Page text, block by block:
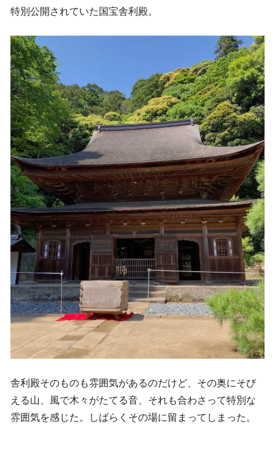
特別公開されていた国宝舎利殿。
舎利殿そのものも雰囲気があるのだけど、その奥にそび
える山、風で木々がたてる音、それも合わさって特別な
雰囲気を感じた。しばらくその場に留まってしまった。